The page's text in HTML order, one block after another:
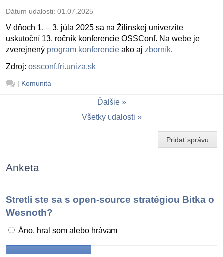
Dátum udalosti: 01.07.2025
V dňoch 1. – 3. júla 2025 sa na Žilinskej univerzite
uskutoční 13. ročník konferencie OSSConf. Na webe je
zverejnený program konferencie ako aj zborník.
Zdroj: ossconf.fri.uniza.sk
| Komunita
Ďalšie
Všetky udalosti
Pridať správu
Anketa
Stretli ste sa s open-source stratégiou Bitka o
Wesnoth?
Áno, hral som alebo hrávam